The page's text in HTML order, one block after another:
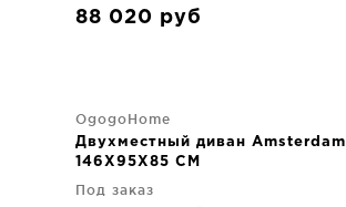
88 020 руб
OgogoHome
Двухместный диван Amsterdam
146X95X85 CM
Под заказ